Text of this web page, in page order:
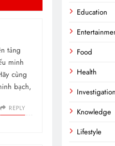
tảng
minh
cùng
bạch,
REPLY
Education
Food
Health
Knowledge
Lifestyle